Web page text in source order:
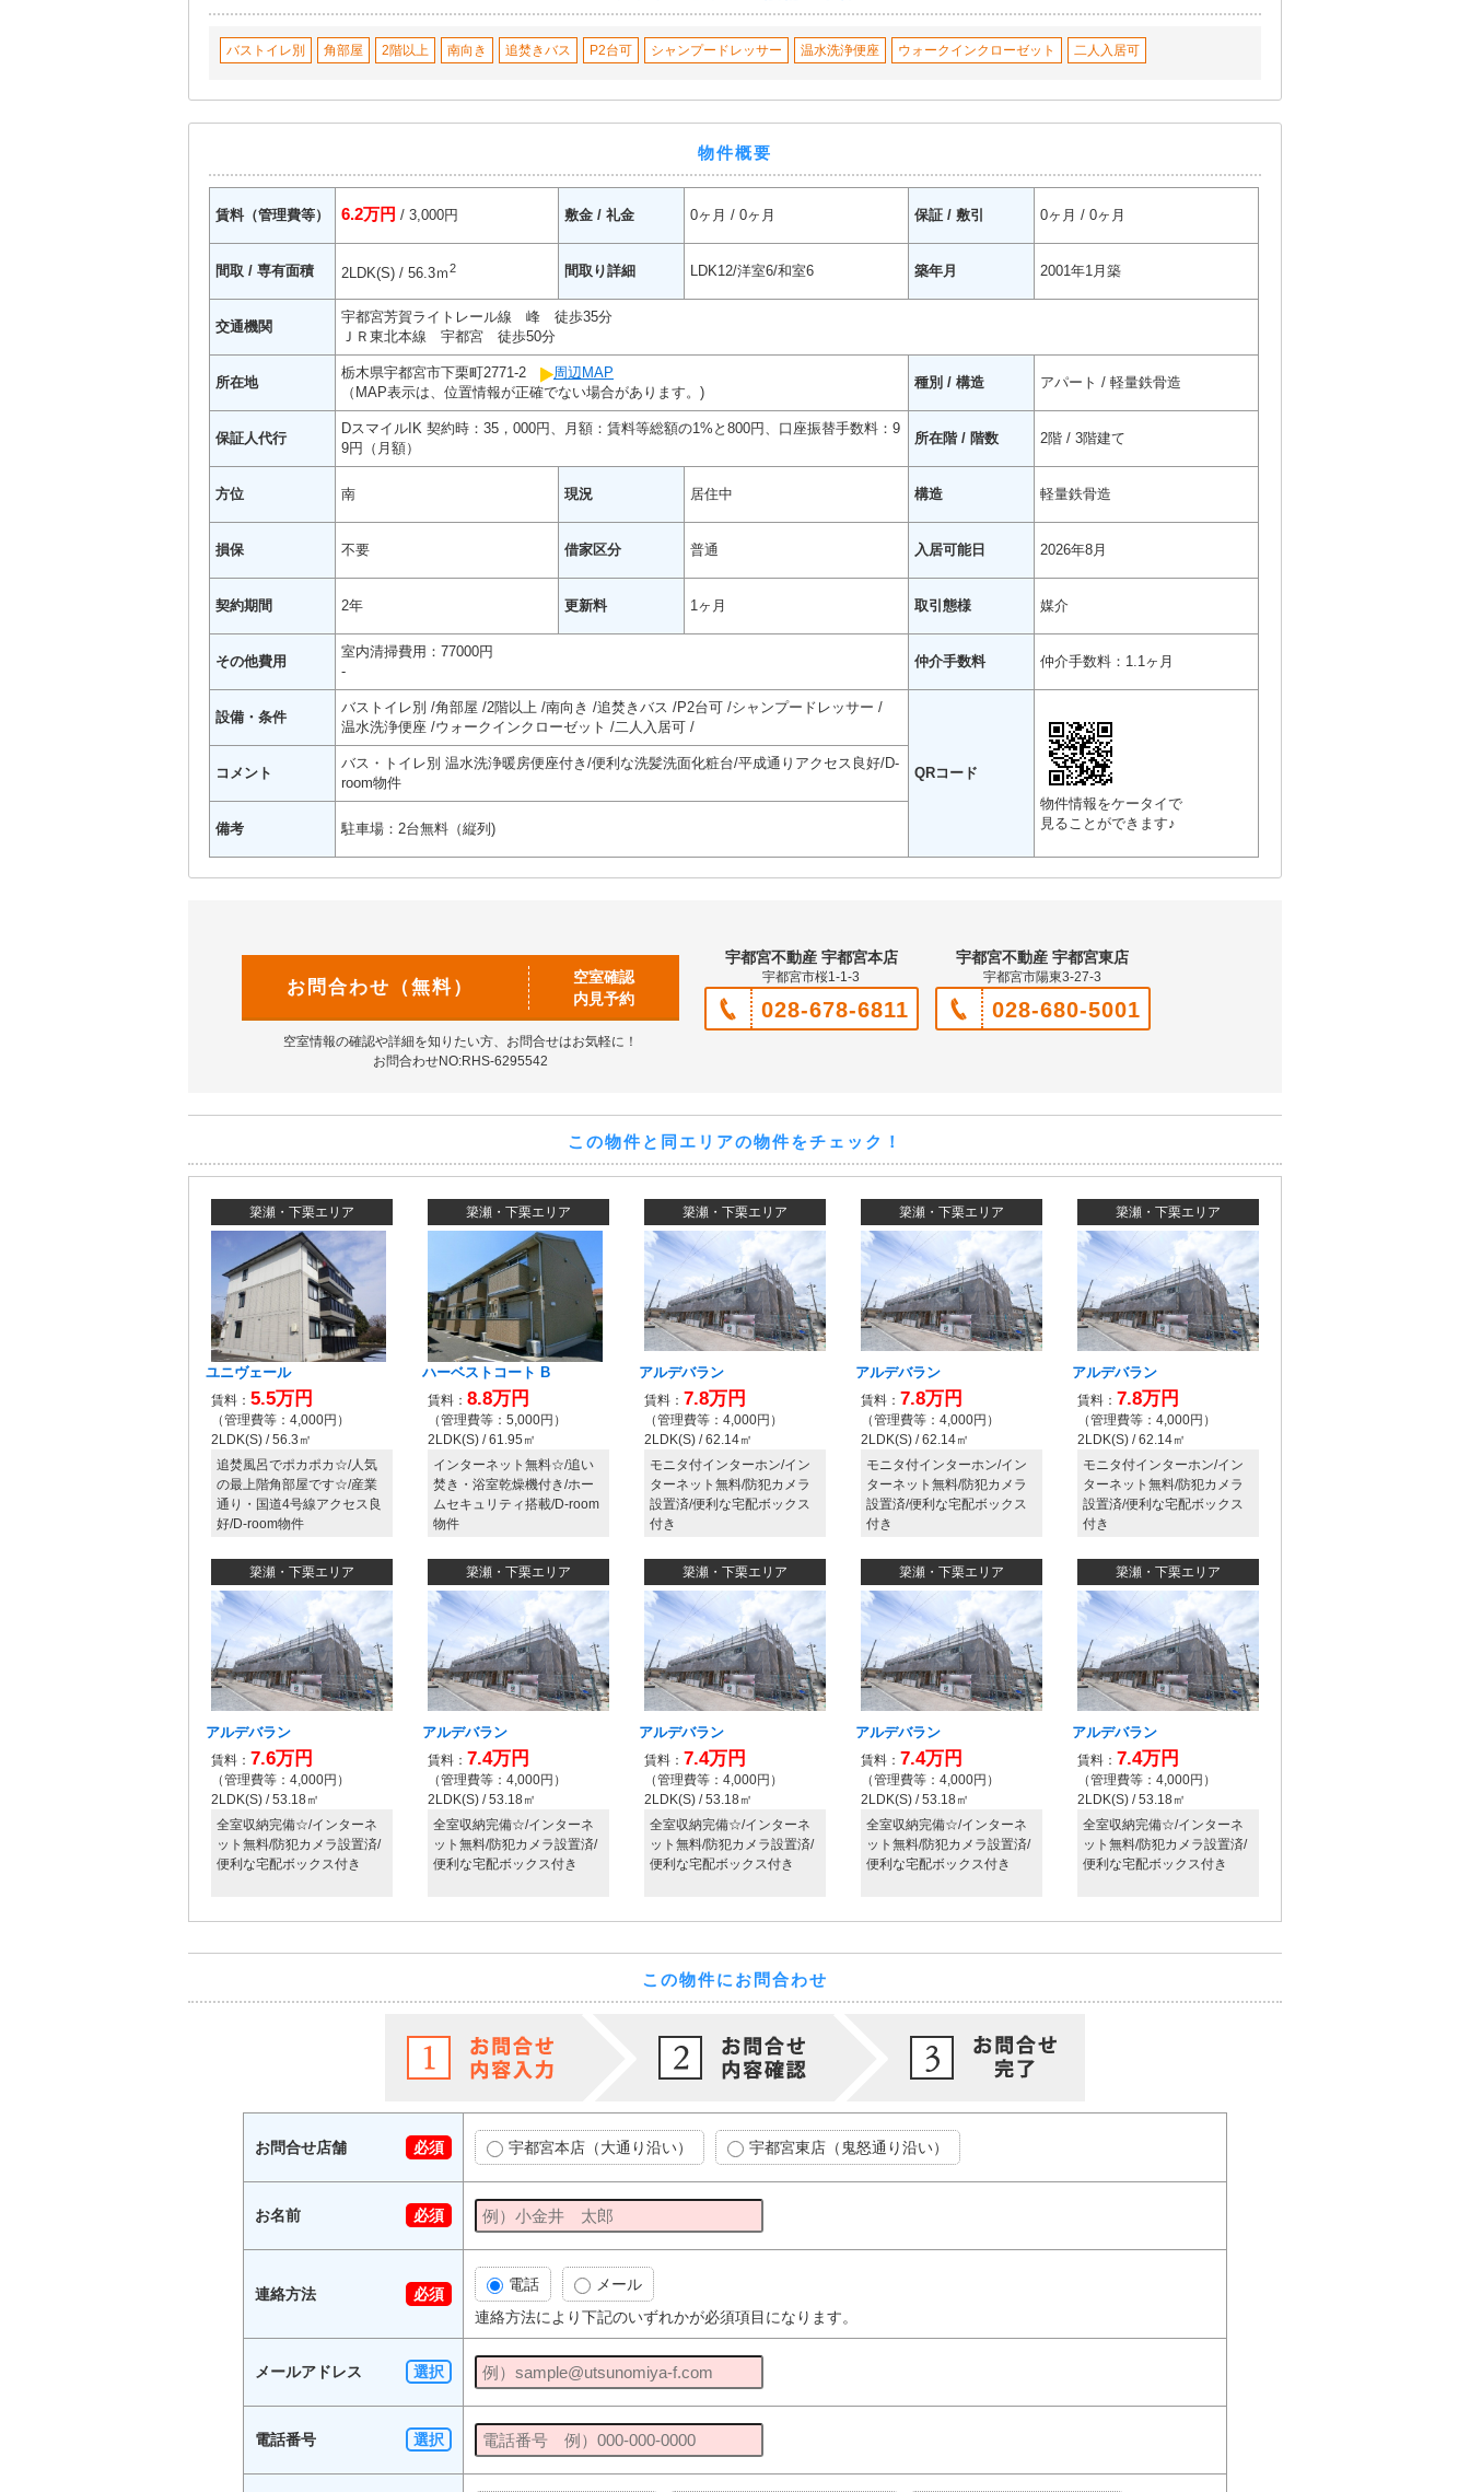
バストイレ別 角部屋 2階以上 南向き 追焚きバス P2台可 シャンプードレッサー 温水洗浄便座 ウォークインクローゼット 二人入居可
物件概要
賃料（管理費等） 6.2万円 / 3,000円 敷金 / 礼金 0ヶ月 / 0ヶ月 保証 / 敷引 0ヶ月 / 0ヶ月
間取 / 専有面積 2LDK(S) / 56.3ｍ2 間取り詳細 LDK12/洋室6/和室6 築年月 2001年1月築
交通機関
宇都宮芳賀ライトレール線 峰 徒歩35分
ＪＲ東北本線 宇都宮 徒歩50分
所在地
栃木県宇都宮市下栗町2771-2
周辺MAP
（MAP表示は、位置情報が正確でない場合があります。)
種別 / 構造 アパート / 軽量鉄骨造
保証人代行
DスマイルIK 契約時：35，000円、月額：賃料等総額の1%と800円、口座振替手数料：9
9円（月額）
所在階 / 階数 2階 / 3階建て
方位 南 現況 居住中 構造 軽量鉄骨造
損保 不要 借家区分 普通 入居可能日 2026年8月
契約期間 2年 更新料 1ヶ月 取引態様 媒介
その他費用
室内清掃費用：77000円
-
仲介手数料 仲介手数料：1.1ヶ月
設備・条件
バストイレ別 角部屋 2階以上 南向き 追焚きバス P2台可 シャンプードレッサー
温水洗浄便座 ウォークインクローゼット 二人入居可
QRコード
物件情報をケータイで
見ることができます♪
コメント
バス・トイレ別 温水洗浄暖房便座付き/便利な洗髪洗面化粧台/平成通りアクセス良好/D-
room物件
備考 駐車場：2台無料（縦列)
お問合わせ（無料）
空室確認
内見予約
空室情報の確認や詳細を知りたい方、お問合せはお気軽に！
お問合わせNO:RHS-6295542
宇都宮不動産 宇都宮本店
宇都宮市桜1-1-3
028-678-6811
宇都宮不動産 宇都宮東店
宇都宮市陽東3-27-3
028-680-5001
この物件と同エリアの物件をチェック！
この物件にお問合わせ
お問合せ店舗 必須 宇都宮本店（大通り沿い） 宇都宮東店（鬼怒通り沿い）
お名前 必須
連絡方法 必須
電話
メール
連絡方法により下記のいずれかが必須項目になります。
メールアドレス 選択
電話番号 選択